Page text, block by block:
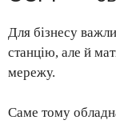
Для бізнесу
станцію, але й
мережу.
Саме тому